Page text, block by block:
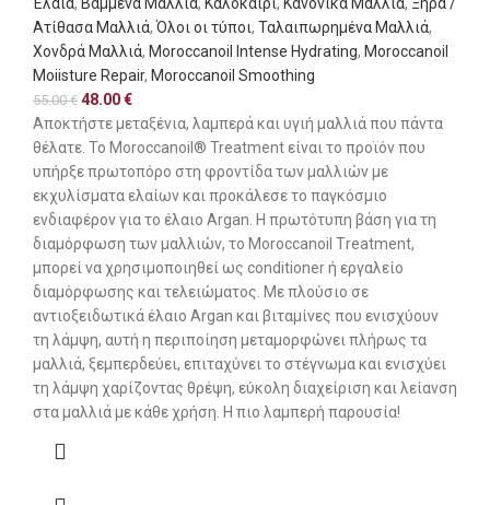
Ατίθασα Μαλλιά, Όλοι οι τύποι, Ταλαιπωρημένα Μαλλιά,
Χονδρά Μαλλιά, Moroccanoil Intense Hydrating, Moroccanoil
Moiisture Repair, Moroccanoil Smoothing
55.00€ 48.00€
Αποκτήστε μεταξένια, λαμπερά και υγιή μαλλιά που πάντα
θέλατε. To Moroccanoil® Treatment είναι το προϊόν που
υπήρξε πρωτοπόρο στη φροντίδα των μαλλιών με
εκχυλίσματα ελαίων και προκάλεσε το παγκόσμιο
ενδιαφέρον για το έλαιο Argan. Η πρωτότυπη βάση για τη
διαμόρφωση των μαλλιών, το Moroccanoil Τreatment,
μπορεί να χρησιμοποιηθεί ως conditioner ή εργαλείο
διαμόρφωσης και τελειώματος. Με πλούσιο σε
αντιοξειδωτικά έλαιο Argan και βιταμίνες που ενισχύουν
τη λάμψη, αυτή η περιποίηση μεταμορφώνει πλήρως τα
μαλλιά, ξεμπερδεύει, επιταχύνει το στέγνωμα και ενισχύει
τη λάμψη χαρίζοντας θρέψη, εύκολη διαχείριση και λείανση
στα μαλλιά με κάθε χρήση. Η πιο λαμπερή παρουσία!